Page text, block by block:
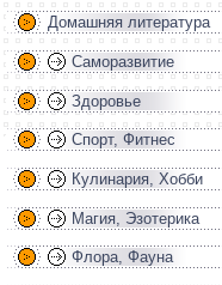
Домашняя литература
Саморазвитие
Здоровье
Спорт, Фитнес
Кулинария, Хобби
Магия, Эзотерика
Флора, Фауна